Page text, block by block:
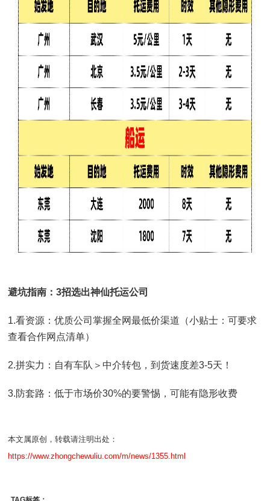
避坑指南：3招选出神仙托运公司
1.看资源：优质公司掌握全网最低价渠道（小贴士：可要求
查看合作网点清单）
2.拼实力：自有车队＞中介转包，到货速度差3-5天！
3.防套路：低于市场价30%的要警惕，可能有隐形收费
本文属原创，转载请注明出处：
https://www.zhongchewuliu.com/m/news/1355.html